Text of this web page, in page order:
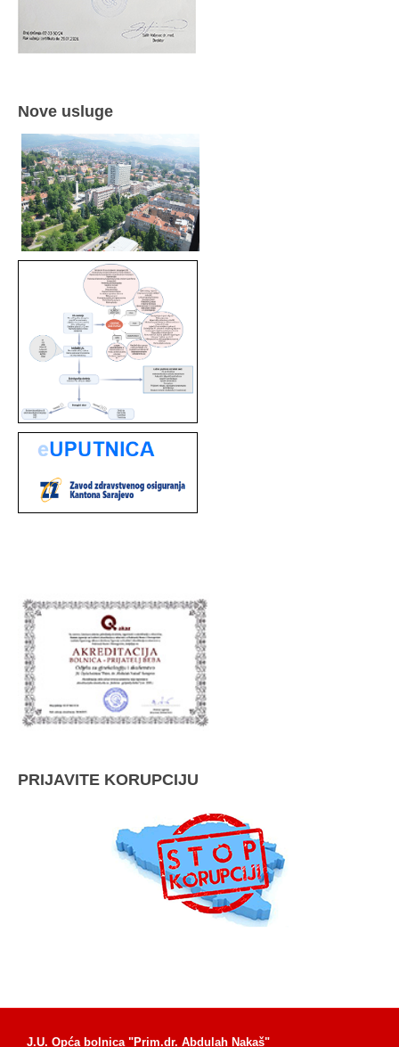
Nove usluge
PRIJAVITE KORUPCIJU
J.U. Opća bolnica "Prim.dr. Abdulah Nakaš"